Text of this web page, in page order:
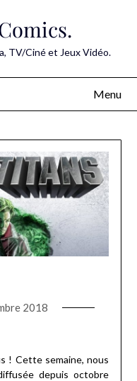
TV/Ciné et Jeux Vidéo.
Menu
2018
Cette semaine, nous
depuis octobre